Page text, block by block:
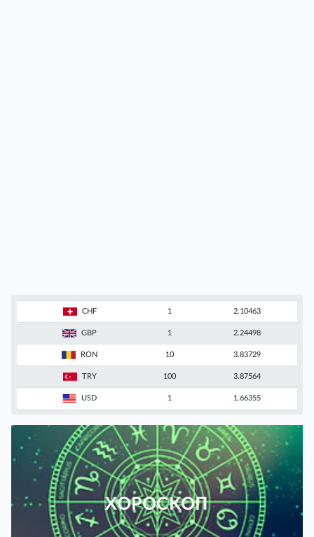
CHF 1 2.10463
GBP 1 2.24498
RON 10 3.83729
TRY 100 3.87564
USD 1 1.66355
ХОРОСКОП